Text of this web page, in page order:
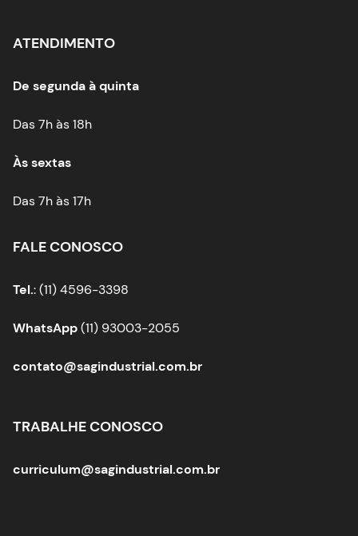
ATENDIMENTO
De segunda à quinta
Das 7h às 18h
Às sextas
Das 7h às 17h
FALE CONOSCO
Tel.: (11) 4596-3398
WhatsApp(11) 93003-2055
contato@sagindustrial.com.br
TRABALHE CONOSCO
curriculum@sagindustrial.com.br